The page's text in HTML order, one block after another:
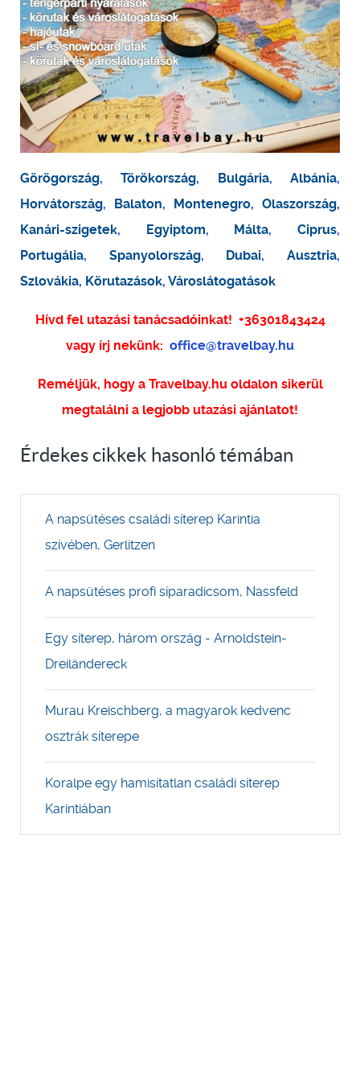
Görögország,Törökország, Bulgária,Albánia,
Horvátország, Balaton, Montenegro, Olaszország,
Kanári-szigetek, Egyiptom, Málta,Ciprus,
Portugália, Spanyolország, Dubai,Ausztria,
Szlovákia, Körutazások, Városlátogatások
Hívd fel utazási tanácsadóinkat! +36301843424
vagy írj nekünk: office@travelbay.hu
Reméljük, hogy a Travelbay.hu oldalon sikerül
megtalálni a legjobb utazási ajánlatot!
Érdekes cikkek hasonló témában
A napsütéses családi síterep Karintia
szívében, Gerlitzen
A napsütéses profi síparadicsom, Nassfeld
Egy síterep, három ország - Arnoldstein-
Dreiländereck
Murau Kreischberg, a magyarok kedvenc
osztrák síterepe
Koralpe egy hamisítatlan családi síterep
Karintiában